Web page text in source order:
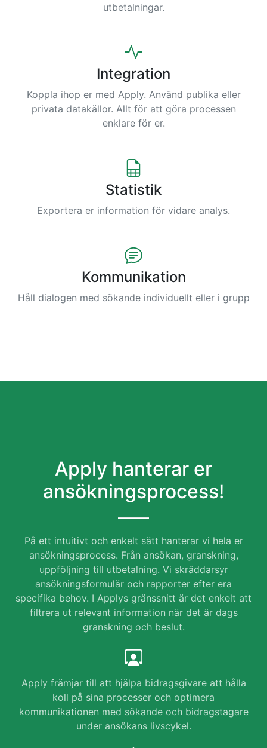
utbetalningar.
Integration
Koppla ihop er med Apply. Använd publika eller
privata datakällor. Allt för att göra processen
enklare för er.
Statistik
Exportera er information för vidare analys.
Kommunikation
Håll dialogen med sökande individuellt eller i grupp
Apply hanterar er
ansökningsprocess!
På ett intuitivt och enkelt sätt hanterar vi hela er
ansökningsprocess. Från ansökan, granskning,
uppföljning till utbetalning. Vi skräddarsyr
ansökningsformulär och rapporter efter era
specifika behov. I Applys gränssnitt är det enkelt att
filtrera ut relevant information när det är dags
granskning och beslut.
Apply främjar till att hjälpa bidragsgivare att hålla
koll på sina processer och optimera
kommunikationen med sökande och bidragstagare
under ansökans livscykel.